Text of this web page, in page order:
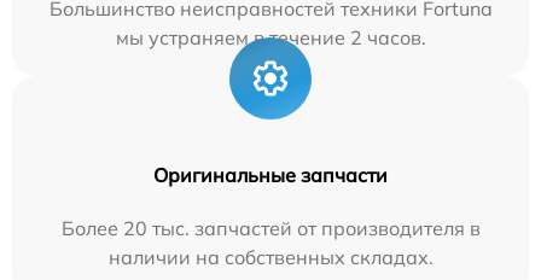
Большинство неисправностей техники Fortuna
мы устраняем в течение 2 часов.
Оригинальные запчасти
Более 20 тыс. запчастей от производителя в
наличии на собственных складах.